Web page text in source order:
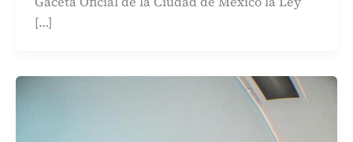
[…]